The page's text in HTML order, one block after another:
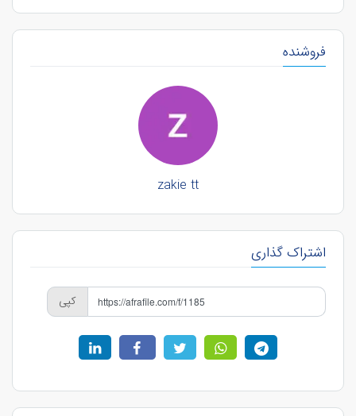
فروشنده
zakie tt
اشتراک گذاری
کپی